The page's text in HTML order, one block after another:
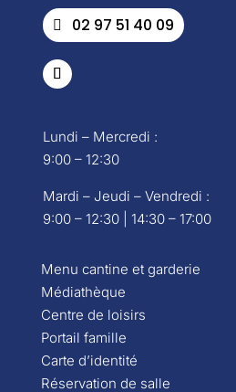
02 97 51 40 09
Lundi – Mercredi :
9:00 – 12:30
Mardi – Jeudi – Vendredi :
9:00 – 12:30 | 14:30 – 17:00
Menu cantine et garderie
Médiathèque
Centre de loisirs
Portail famille
Carte d’identité
Réservation de salle